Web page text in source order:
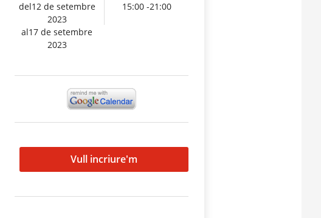
del12 de setembre
2023
al17 de setembre
2023
15:00 -21:00
Vull incriure'm